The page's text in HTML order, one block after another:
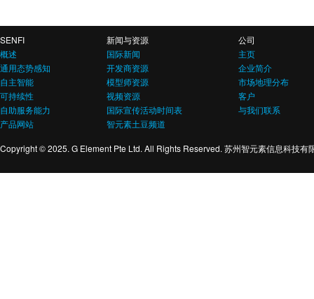
SENFI
概述
通用态势感知
自主智能
可持续性
自助服务能力
产品网站
新闻与资源
国际新闻
开发商资源
模型师资源
视频资源
国际宣传活动时间表
智元素土豆频道
公司
主页
企业简介
市场地理分布
客户
与我们联系
Copyright © 2025. G Element Pte Ltd. All Rights Reserved. 苏州智元素信息科技有